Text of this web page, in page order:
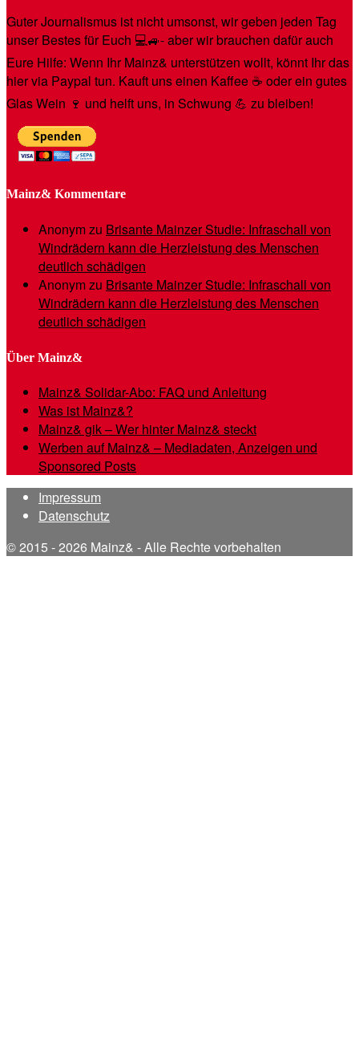
Guter Journalismus ist nicht umsonst, wir geben jeden Tag
unser Bestes für Euch 💻🚙- aber wir brauchen dafür auch
Eure Hilfe: Wenn Ihr Mainz& unterstützen wollt, könnt Ihr das
hier via Paypal tun. Kauft uns einen Kaffee ☕️ oder ein gutes
Glas Wein 🍷 und helft uns, in Schwung 💪 zu bleiben!
Mainz& Kommentare
Anonymzu Brisante Mainzer Studie: Infraschall von
Windrädern kann die Herzleistung des Menschen
deutlich schädigen
Anonymzu Brisante Mainzer Studie: Infraschall von
Windrädern kann die Herzleistung des Menschen
deutlich schädigen
Über Mainz&
Mainz& Solidar-Abo: FAQ und Anleitung
Was ist Mainz&?
Mainz& gik – Wer hinter Mainz& steckt
Werben auf Mainz& – Mediadaten, Anzeigen und
Sponsored Posts
Impressum
Datenschutz
© 2015 - 2026 Mainz& - Alle Rechte vorbehalten